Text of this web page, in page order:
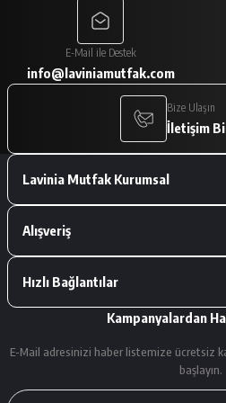
Paketleme çok iyiydi. Ürünler tam
istediğimiz gibiydi.
A... V... | 29/01/2026
Deneyimini Paylaş
E-Mail ile Destek
info@laviniamutfak.com
Bize Ulaşın
İletişim
Lavinia Mutfak Kurumsal
Alışveriş
Hızlı Bağlantılar
Kampanyalardan
E-Mail adresinizi haber listemize ücretsiz
başlayın.